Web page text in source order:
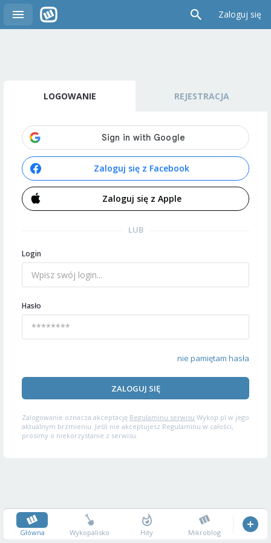
Zaloguj się
LOGOWANIE REJESTRACJA
Zaloguj się z Facebook
Zaloguj się z Apple
LUB
Login
Hasło
nie pamiętam hasła
ZALOGUJ SIĘ
Zalogowanie oznacza akceptację Regulaminu serwisu Wykop.pl w jego
aktualnym brzmieniu. Jeśli nie akceptujesz Regulaminu w całości,
prosimy o niekorzystanie z serwisu.
Główna Wykopalisko Hity Mikroblog